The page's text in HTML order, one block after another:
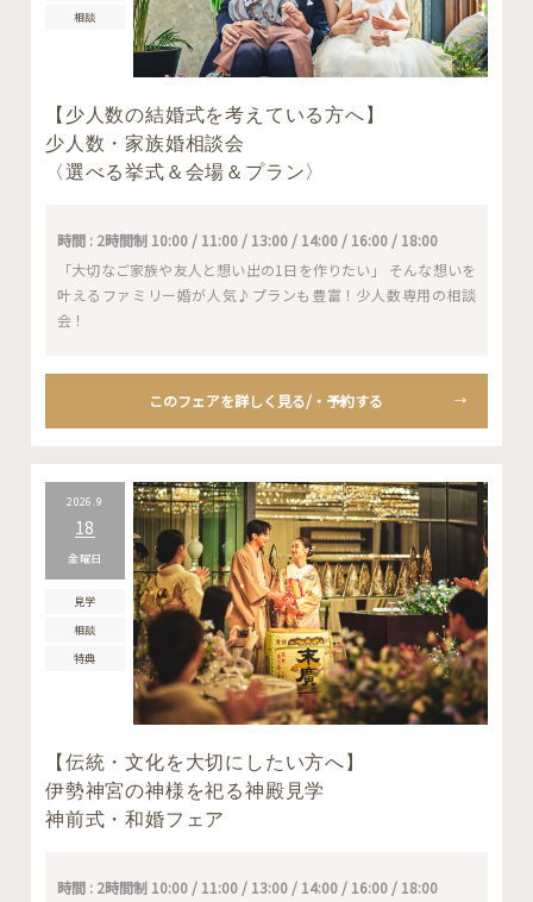
相談
【少人数の結婚式を考えている方へ】
少人数・家族婚相談会
〈選べる挙式＆会場＆プラン〉
時間 : 2時間制 10:00 / 11:00 / 13:00 / 14:00 / 16:00 / 18:00
「大切なご家族や友人と想い出の1日を作りたい」 そんな想いを
叶えるファミリー婚が人気♪プランも豊富！少人数専用の相談
会！
このフェアを詳しく見る/・予約する
2026.9
18
金曜日
見学
相談
特典
【伝統・文化を大切にしたい方へ】
伊勢神宮の神様を祀る神殿見学
神前式・和婚フェア
時間 : 2時間制 10:00 / 11:00 / 13:00 / 14:00 / 16:00 / 18:00